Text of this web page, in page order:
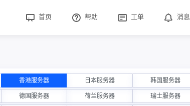
首页 帮助 工单 消息
香港服务器 日本服务器 韩国服务器
德国服务器 荷兰服务器 瑞士服务器